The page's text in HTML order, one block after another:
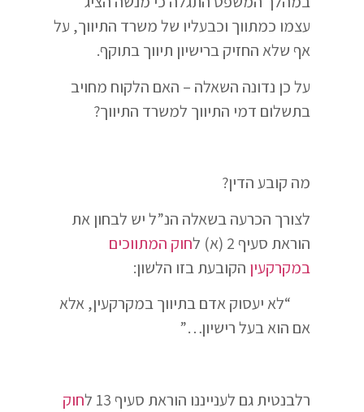
עצמו כמתווך וכבעליו של משרד התיווך, על
אף שלא החזיק ברישיון תיווך בתוקף.
על כן נדונה השאלה – האם הלקוח מחויב
בתשלום דמי התיווך למשרד התיווך?
מה קובע הדין?
לצורך הכרעה בשאלה הנ”ל יש לבחון את
הוראת סעיף 2 (א) ל
חוק המתווכים
במקרקעין הקובעת בזו הלשון:
“לא יעסוק אדם בתיווך במקרקעין, אלא
אם הוא בעל רישיון…”
רלבנטית גם לענייננו הוראת סעיף 13 ל
חוק